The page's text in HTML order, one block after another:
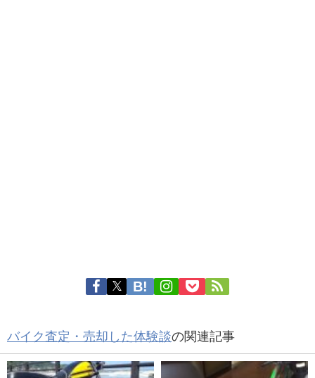
バイク査定・売却した体験談の関連記事